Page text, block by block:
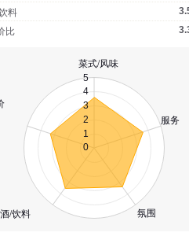
料
比
0
1
2
3
4
5
菜式/风味
服务
氛围
酒/饮料